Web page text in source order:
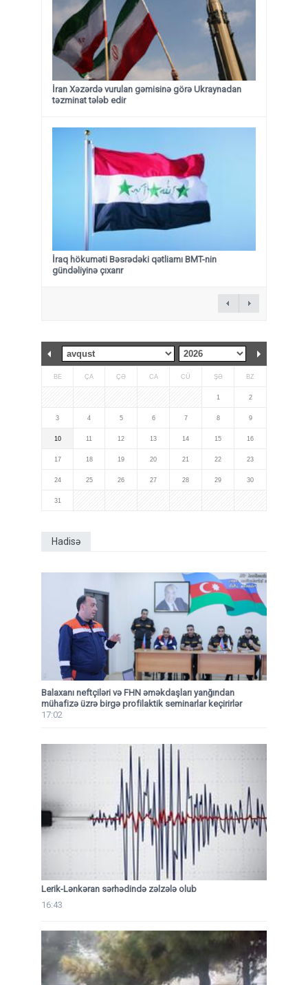
İran Xəzərdə vurulan gəmisinə görə Ukraynadan
təzminat tələb edir
İraq hökuməti Bəsrədəki qətliamı BMT-nin
gündəliyinə çıxarır
BE ÇA ÇƏ CA CÜ ŞƏ BZ
1 2
3 4 5 6 7 8 9
10 11 12 13 14 15 16
17 18 19 20 21 22 23
24 25 26 27 28 29 30
31
Hadisə
Balaxanı neftçiləri və FHN əməkdaşları yanğından
mühafizə üzrə birgə profilaktik seminarlar keçirirlər
17:02
Lerik-Lənkəran sərhədində zəlzələ olub
16:43